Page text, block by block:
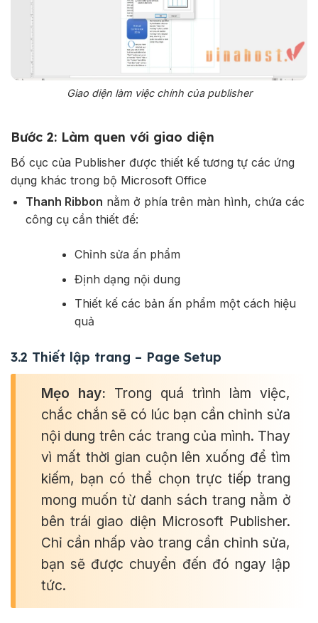
Giao diện làm việc chính của publisher
Bước 2: Làm quen với giao diện
Bố cục của Publisher được thiết kế tương tự các ứng
dụng khác trong bộ Microsoft Office
Thanh Ribbon nằm ở phía trên màn hình, chứa các
công cụ cần thiết để:
Chỉnh sửa ấn phẩm
Định dạng nội dung
Thiết kế các bản ấn phẩm một cách hiệu
quả
3.2 Thiết lập trang – Page Setup
Mẹo hay: Trong quá trình làm việc,
chắc chắn sẽ có lúc bạn cần chỉnh sửa
nội dung trên các trang của mình. Thay
vì mất thời gian cuộn lên xuống để tìm
kiếm, bạn có thể chọn trực tiếp trang
mong muốn từ danh sách trang nằm ở
bên trái giao diện Microsoft Publisher.
Chỉ cần nhấp vào trang cần chỉnh sửa,
bạn sẽ được chuyển đến đó ngay lập
tức.